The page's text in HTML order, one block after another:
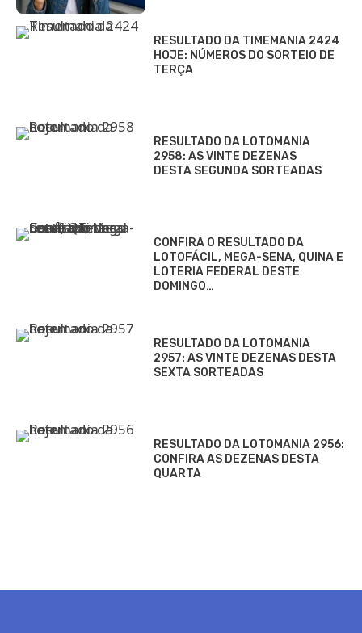
RESULTADO DA TIMEMANIA 2424
HOJE: NÚMEROS DO SORTEIO DE
TERÇA
RESULTADO DA LOTOMANIA
2958: AS VINTE DEZENAS
DESTA SEGUNDA SORTEADAS
CONFIRA O RESULTADO DA
LOTOFÁCIL, MEGA-SENA, QUINA E
LOTERIA FEDERAL DESTE
DOMINGO…
RESULTADO DA LOTOMANIA
2957: AS VINTE DEZENAS DESTA
SEXTA SORTEADAS
RESULTADO DA LOTOMANIA 2956:
CONFIRA AS DEZENAS DESTA
QUARTA